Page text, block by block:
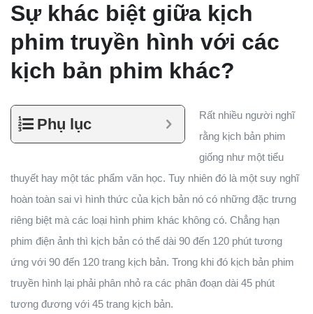
Sự khác biệt giữa kịch
phim truyền hình với các
kịch bản phim khác?
Phụ lục
Rất nhiều người nghĩ
rằng kịch bản phim
giống như một tiểu
thuyết hay một tác phẩm văn học. Tuy nhiên đó là một suy nghĩ
hoàn toàn sai vì hình thức của kịch bản nó có những đặc trưng
riêng biệt mà các loại hình phim khác không có. Chẳng hạn
phim điện ảnh thì kịch bản có thể dài 90 đến 120 phút tương
ứng với 90 đến 120 trang kịch bản. Trong khi đó kịch bản phim
truyền hình lại phải phân nhỏ ra các phân đoạn dài 45 phút
tương đương với 45 trang kịch bản.